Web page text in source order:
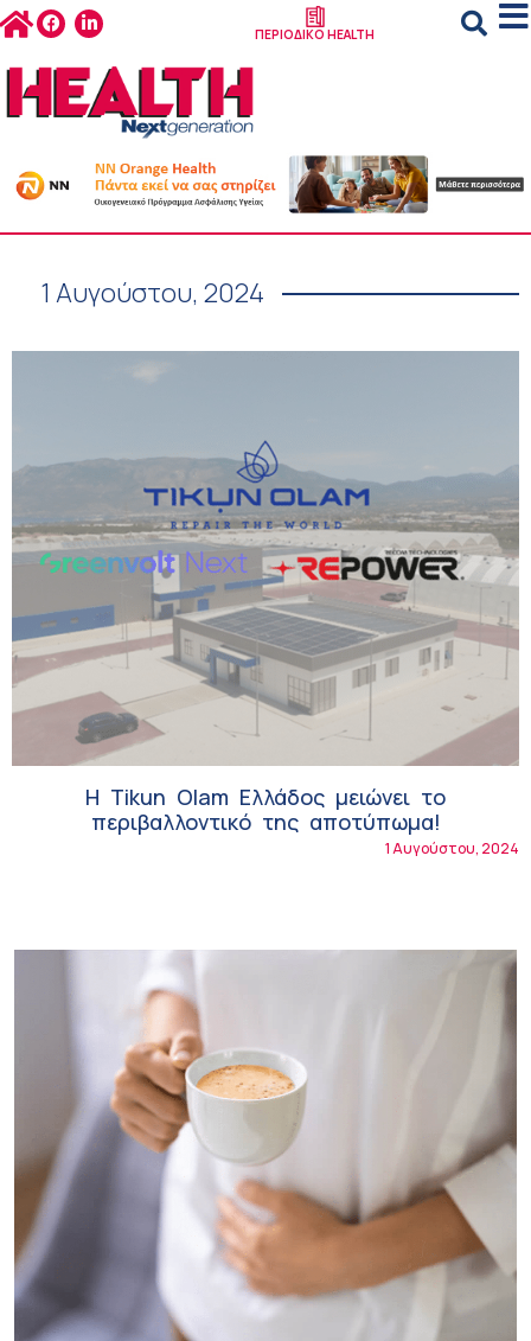
ΠΕΡΙΟΔΙΚΟ HEALTH
1 Αυγούστου, 2024
Η Tikun Olam Ελλάδος μειώνει το
περιβαλλοντικό της αποτύπωμα!
1 Αυγούστου, 2024